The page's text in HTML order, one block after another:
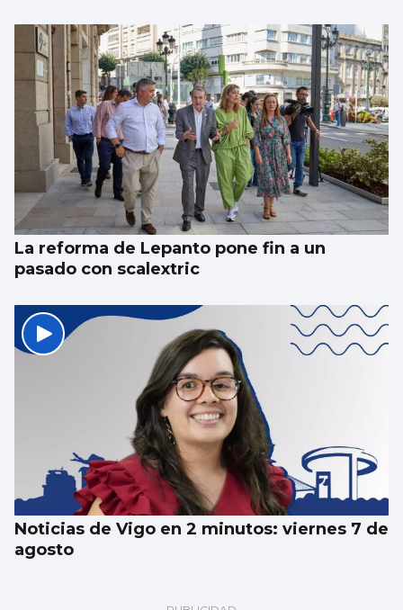
La reforma de Lepanto pone fin a un
pasado con scalextric
Noticias de Vigo en 2 minutos: viernes 7 de
agosto